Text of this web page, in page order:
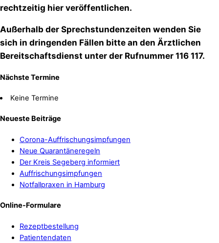
rechtzeitig hier veröffentlichen.
Außerhalb der Sprechstundenzeiten wenden Sie
sich in dringenden Fällen bitte an den Ärztlichen
Bereitschaftsdienst unter der Rufnummer 116 117.
Nächste Termine
Keine Termine
Neueste Beiträge
Corona-Auffrischungsimpfungen
Neue Quarantäneregeln
Der Kreis Segeberg informiert
Auffrischungsimpfungen
Notfallpraxen in Hamburg
Online-Formulare
Rezeptbestellung
Patientendaten